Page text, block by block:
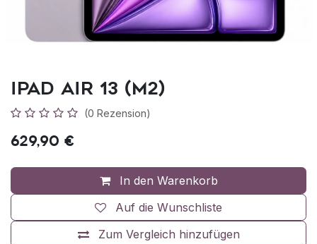
iPad Air 13 (M2)
(0 Rezension)
629,90 €
In den Warenkorb
Zum Vergleich hinzufügen
Auf die Wunschliste